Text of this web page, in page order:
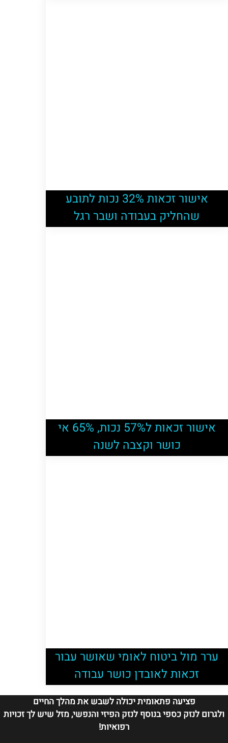
אישור זכאות 32% נכות לתובע
שהחליק בעבודה ושבר רגל
אישור זכאות ל57% נכות, 65% אי
כושר וקצבה לשנה
ערר מול ביטוח לאומי שאושר עבור
זכאות לאובדן כושר עבודה
פציעה פתאומית יכולה לשבש את מהלך החיים
ולגרום לנזק כספי בנוסף לנזק הפיזי והנפשי, מזל שיש לך זכויות
רפואיות!